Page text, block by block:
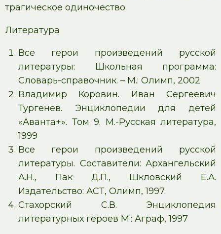
трагическое одиночество.
Литература
Все герои произведений русской
литературы: Школьная программа:
Словарь-справочник. – М.: Олимп, 2002
Владимир Коровин. Иван Сергеевич
Тургенев. Энциклопедии для детей
«Аванта+». Том 9. М.-Русская литература,
1999
Все герои произведений русской
литературы. Составители: Архангельский
А.Н., Пак Д.П., Шкловский Е.А.
Издательство: АСТ, Олимп, 1997.
Стахорский С.В. Энциклопедия
литературных героев М.: Аграф, 1997